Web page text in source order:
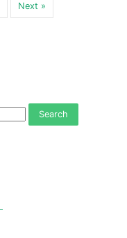
Next »